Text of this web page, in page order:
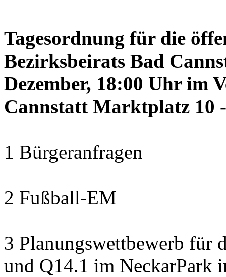
Tagesordnung für die
Bezirksbeirats Bad
Dezember, 18:00 Uhr im
Cannstatt Marktplatz 10
1 Bürgeranfragen
2 Fußball-EM
3 Planungswettbewerb für
und Q14.1 im NeckarPark